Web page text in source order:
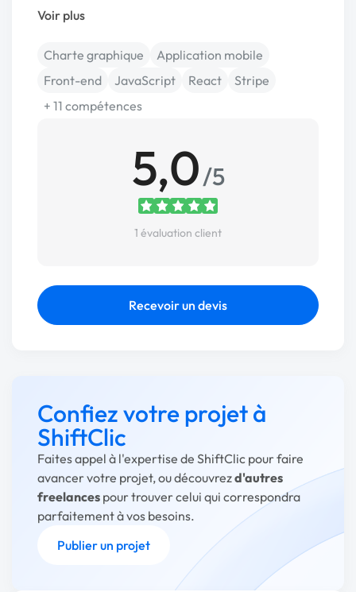
Voir plus
Charte graphique
Application mobile
Front-end
JavaScript React
Stripe
+ 11 compétences
5,0/5
1 évaluation client
Recevoir un devis
Confiez votre projet à
ShiftClic
Faites appel à l'expertise de ShiftClic pour faire
avancer votre projet, ou découvrezd'autres
freelances pour trouver celui qui correspondra
parfaitement à vos besoins.
Publier un projet